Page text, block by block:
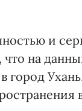
и
на
город